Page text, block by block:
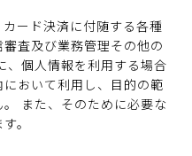
ード決済に付随する各種
査及び業務管理その他の
、個人情報を利用する場合
おいて利用し、目的の範
また、そのために必要な
。